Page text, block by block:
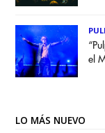
el
LO MÁS NUEVO